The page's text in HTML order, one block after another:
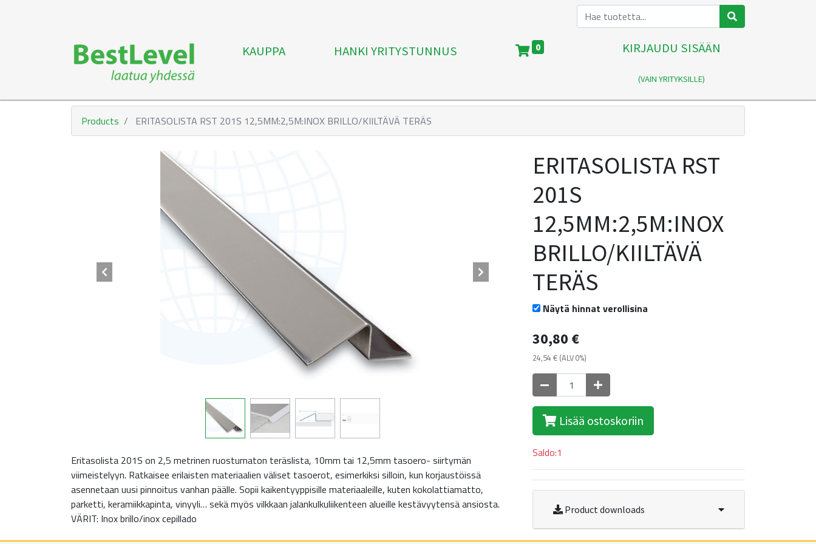
KAUPPA HANKI YRITYSTUNNUS 0 KIRJAUDU SISÄÄN
(VAIN YRITYKSILLE)
Products ERITASOLISTA RST 201S 12,5MM:2,5M:INOX BRILLO/KIILTÄVÄ TERÄS
Eritasolista 201S on 2,5 metrinen ruostumaton teräslista, 10mm tai 12,5mm tasoero- siirtymän
viimeistelyyn. Ratkaisee erilaisten materiaalien väliset tasoerot, esimerkiksi silloin, kun korjaustöissä
asennetaan uusi pinnoitus vanhan päälle. Sopii kaikentyyppisille materiaaleille, kuten kokolattiamatto,
parketti, keramiikkapinta, vinyyli… sekä myös vilkkaan jalankulkuliikenteen alueille kestävyytensä ansiosta.
VÄRIT: Inox brillo/inox cepillado
ERITASOLISTA RST
201S
12,5MM:2,5M:INOX
BRILLO/KIILTÄVÄ
TERÄS
Näytä hinnat verollisina
30,80 €
24,54 € (ALV 0%)
Lisää ostoskoriin
Saldo:1
Product downloads